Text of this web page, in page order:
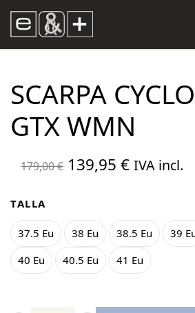
SCARPA
GTX WMN
179,00€ El
era:
179,00 €.
139,95 €El
es:
139,95 €.
IVA incl.
TALLA
37.5 Eu 38 Eu 38.5 Eu 39
40 Eu
40.5 Eu 41 Eu